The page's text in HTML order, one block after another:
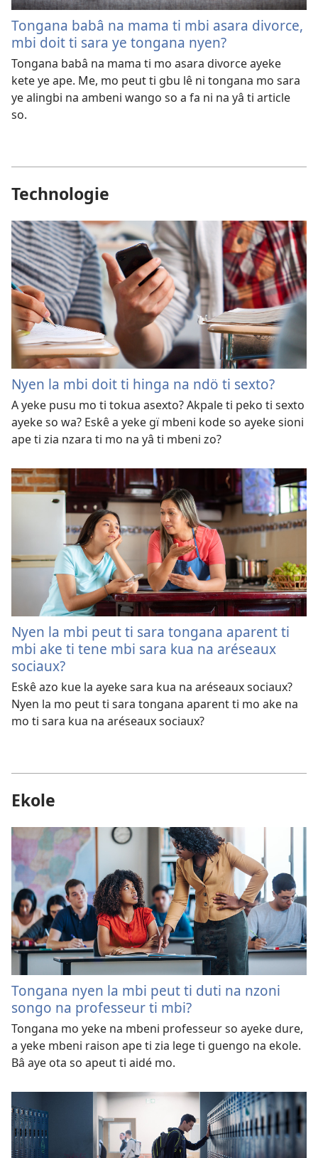
Tongana babâ na mama ti mbi asara divorce,
mbi doit ti sara ye tongana nyen?
Tongana babâ na mama ti mo asara divorce ayeke
kete ye ape. Me, mo peut ti gbu lê ni tongana mo sara
ye alingbi na ambeni wango so a fa ni na yâ ti article
so.
Technologie
Nyen la mbi doit ti hinga na ndö ti sexto?
A yeke pusu mo ti tokua asexto? Akpale ti peko ti sexto
ayeke so wa? Eskê a yeke gï mbeni kode so ayeke sioni
ape ti zia nzara ti mo na yâ ti mbeni zo?
Nyen la mbi peut ti sara tongana aparent ti
mbi ake ti tene mbi sara kua na aréseaux
sociaux?
Eskê azo kue la ayeke sara kua na aréseaux sociaux?
Nyen la mo peut ti sara tongana aparent ti mo ake na
mo ti sara kua na aréseaux sociaux?
Ekole
Tongana nyen la mbi peut ti duti na nzoni
songo na professeur ti mbi?
Tongana mo yeke na mbeni professeur so ayeke dure,
a yeke mbeni raison ape ti zia lege ti guengo na ekole.
Bâ aye ota so apeut ti aidé mo.